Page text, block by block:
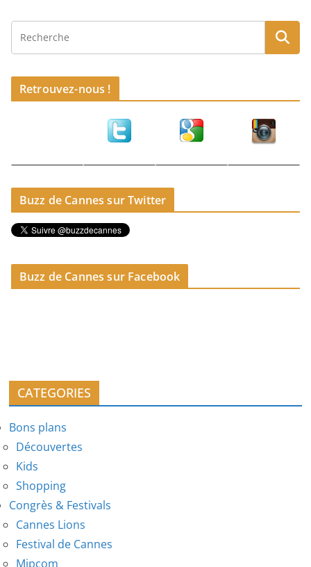
Retrouvez-nous !
Buzz de Cannes sur Twitter
Buzz de Cannes sur Facebook
CATEGORIES
Bons plans
Découvertes
Kids
Shopping
Congrès & Festivals
Cannes Lions
Festival de Cannes
Mipcom